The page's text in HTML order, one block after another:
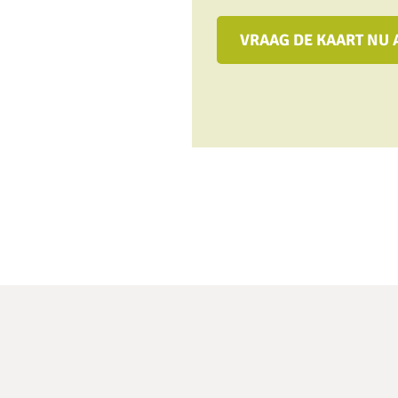
VRAAG DE KAART NU